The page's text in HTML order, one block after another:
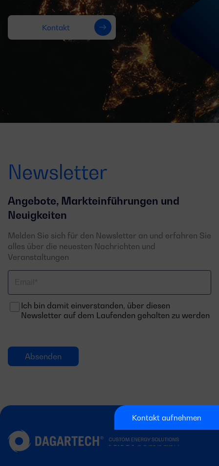
Kontakt
Newsletter
Angebote, Markteinführungen und
Neuigkeiten
Melden Sie sich für den Newsletter an und erfahren Sie
alles über die neuesten Nachrichten und
Veranstaltungen
Ich bin damit einverstanden, über diesen
Newsletter auf dem Laufenden gehalten zu werden
Kontakt aufnehmen